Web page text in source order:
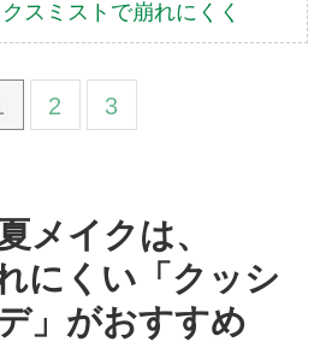
スミストで崩れにくく
2 3
メイクは、
にくい「クッシ
」がおすすめ